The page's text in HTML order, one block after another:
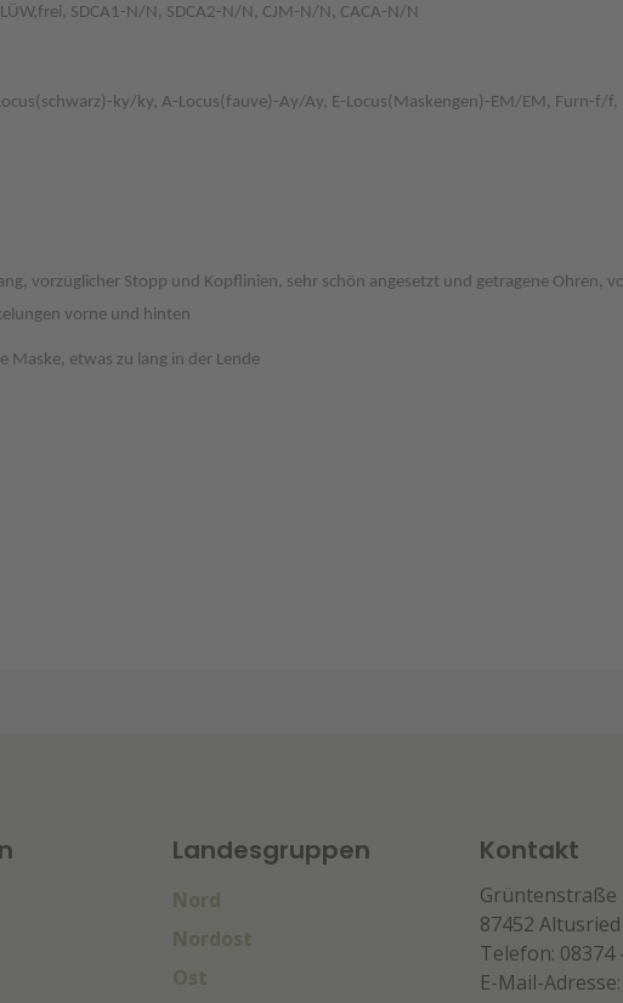
SDCA1-N/N, SDCA2-N/N, CJM-N/N, CACA-N/N
ky/ky, A-Locus(fauve)-Ay/Ay, E-Locus(Maskengen)-EM/EM, Furn-f/f,
vorzüglicher Stopp und Kopflinien, sehr schön angesetzt und getragene Ohren,
vorne und hinten
Maske, etwas zu lang in der Lende
Landesgruppen
Nord
Nordost
Ost
Kontakt
Grüntenstraße
87452 Altusried
Telefon: 08374
E-Mail-Adresse: